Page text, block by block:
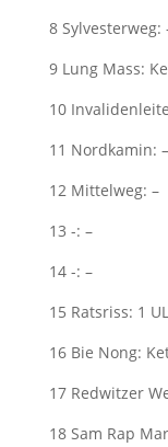
8 Sylvesterweg:
9 Lung Mass:
10
11 Nordkamin: –
12 Mittelweg: –
13 -: –
14 -: –
15 Ratsriss: 1
16 Bie Nong:
17 Redwitzer
18 Sam Rap